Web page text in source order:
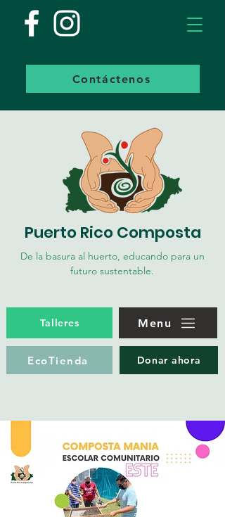
Puerto Rico Composta
De la basura al huerto, educando para un
futuro sustentable.
Talleres Menu
EcoTienda Donar ahora
Contáctenos